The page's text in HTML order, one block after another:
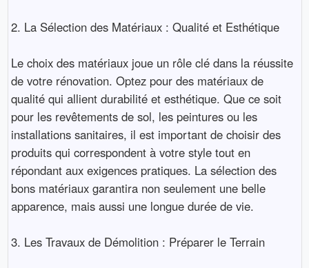
2. La Sélection des Matériaux : Qualité et Esthétique
Le choix des matériaux joue un rôle clé dans la réussite
de votre rénovation. Optez pour des matériaux de
qualité qui allient durabilité et esthétique. Que ce soit
pour les revêtements de sol, les peintures ou les
installations sanitaires, il est important de choisir des
produits qui correspondent à votre style tout en
répondant aux exigences pratiques. La sélection des
bons matériaux garantira non seulement une belle
apparence, mais aussi une longue durée de vie.
3. Les Travaux de Démolition : Préparer le Terrain